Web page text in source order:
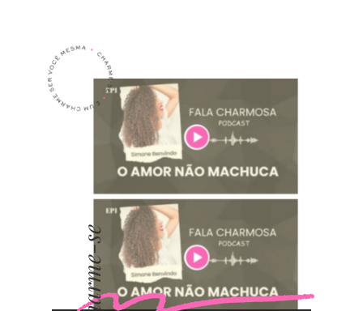
Charme-se